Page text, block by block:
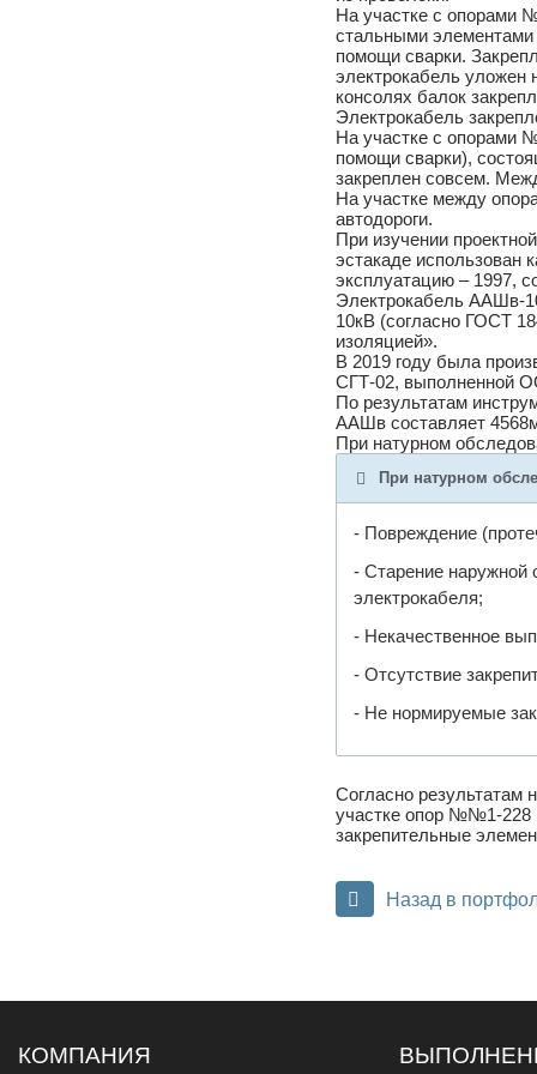
На участке с опорами
стальными элементами
помощи сварки.
электрокабель уложен
консолях балок
Электрокабель
На участке с опорами
помощи сварки),
закреплен совсем.
На участке между
автодороги.
При изучении
эстакаде
эксплуатацию – 1997,
Электрокабель ААШв-
10кВ (согласно ГОСТ
изоляцией».
В 2019 году была
СГТ-02, выполненной
По результатам
ААШв составляет
При натурном
При натурном
- Повреждение
- Старение наружной
электрокабеля;
- Некачественное
- Отсутствие
- Не нормируемые
Согласно
участке опор №№1-228
закрепительные
Назад в
КОМПАНИЯ